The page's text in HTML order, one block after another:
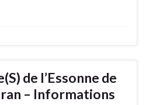
de l’Essonne de
– Informations